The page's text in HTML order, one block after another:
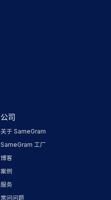
公司
关于 SameGram
SameGram 工厂
博客
案例
服务
常问问题